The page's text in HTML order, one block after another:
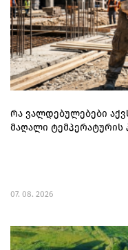
რა ვალდებულებები
მაღალი
07. 08. 2026